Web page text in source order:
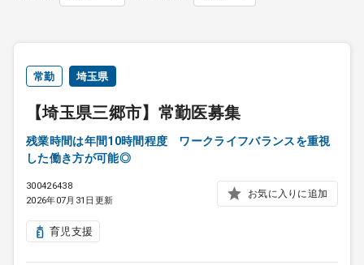
採用をお考えの医療機関の方
常勤 埼玉県
【埼玉県三郷市】常勤医募集
残業時間は年間10時間程度 ワークライフバランスを重視
した働き方が可能◎
300426438
2026年07月31日更新
お気に入りに追加
育児支援